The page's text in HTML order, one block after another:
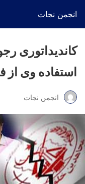
انجمن نجات
استفاده وی از
انجمن نجات